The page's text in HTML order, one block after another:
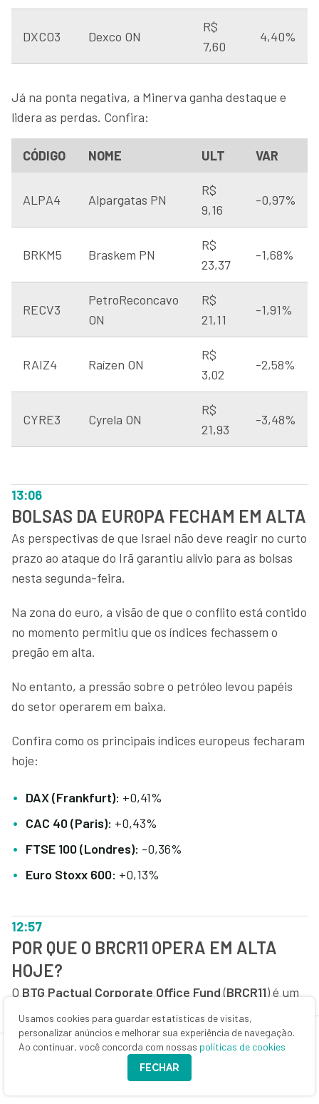
DXCO3 Dexco ON
R$
7,60
4,40%
Já na ponta negativa, a Minerva ganha destaque e
lidera as perdas. Confira:
CÓDIGO NOME ULT VAR
ALPA4 Alpargatas PN
R$
9,16
-0,97%
BRKM5 Braskem PN
R$
23,37
-1,68%
RECV3
PetroReconcavo
ON
R$
21,11
-1,91%
RAIZ4 Raízen ON
R$
3,02
-2,58%
CYRE3 Cyrela ON
R$
21,93
-3,48%
13:06
BOLSAS DA EUROPA FECHAM EM ALTA
As perspectivas de que Israel não deve reagir no curto
prazo ao ataque do Irã garantiu alívio para as bolsas
nesta segunda-feira.
Na zona do euro, a visão de que o conflito está contido
no momento permitiu que os índices fechassem o
pregão em alta.
No entanto, a pressão sobre o petróleo levou papéis
do setor operarem em baixa.
Confira como os principais índices europeus fecharam
hoje:
DAX (Frankfurt): +0,41%
CAC 40 (Paris): +0,43%
FTSE 100 (Londres): -0,36%
Euro Stoxx 600: +0,13%
12:57
POR QUE O BRCR11 OPERA EM ALTA
HOJE?
O BTG Pactual Corporate Office Fund(BRCR11) é um
dos destaques desta segunda-feira. Por volta das
12h40, o fundo imobiliário subia 5,96% e registrava a
maior alta do IFIX, a R$ 54,94.
O desempenho ocorre na esteira de um pagamento
Usamos cookies para guardar estatísticas de visitas,
personalizar anúncios e melhorar sua experiência de navegação.
Ao continuar, você concorda com nossas políticas de cookies
FECHAR